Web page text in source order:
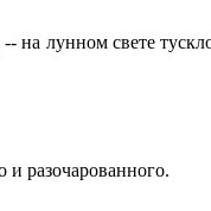
лунном свете
разочарованного.